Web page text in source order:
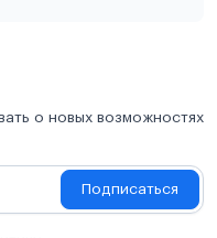
о новых возможностях
Подписаться